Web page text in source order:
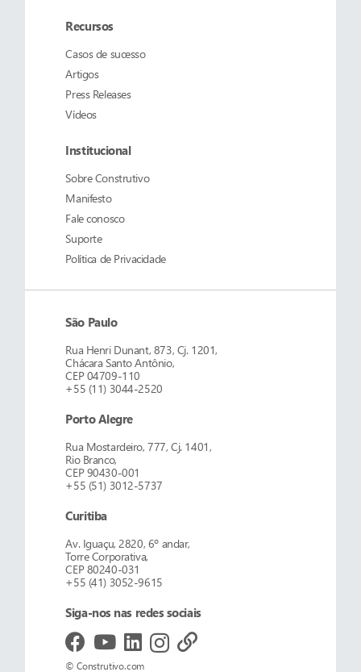
Recursos
Casos de sucesso
Artigos
Press Releases
Vídeos
Institucional
SobreConstrutivo
Manifesto
Fale conosco
Suporte
Política de Privacidade
São Paulo
Rua Henri Dunant, 873, Cj. 1201,
Chácara Santo Antônio,
CEP 04709-110
+55 (11) 3044-2520
Porto Alegre
Rua Mostardeiro, 777, Cj. 1401,
Rio Branco,
CEP 90430-001
+55 (51) 3012-5737
Curitiba
Av. Iguaçu, 2820, 6º andar,
Torre Corporativa,
CEP 80240-031
+55 (41) 3052-9615
Siga-nos nas redes sociais
© Construtivo.com